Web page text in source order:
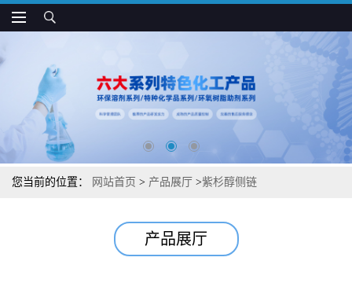
您当前的位置： 网站首页 > 产品展厅 >紫杉醇侧链
产品展厅